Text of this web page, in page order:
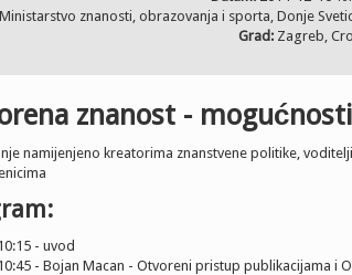
znanosti, obrazovanja i sporta, Donje
Grad: Zagreb,
znanost -
namijenjeno kreatorima znanstvene politike,
- uvod
- Bojan Macan - Otvoreni pristup publikacijama i